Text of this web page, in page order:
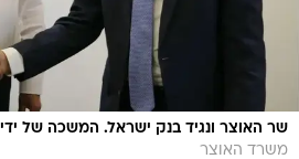
שר האוצר ונגיד בנק ישראל. המשכה של
משרד האוצר